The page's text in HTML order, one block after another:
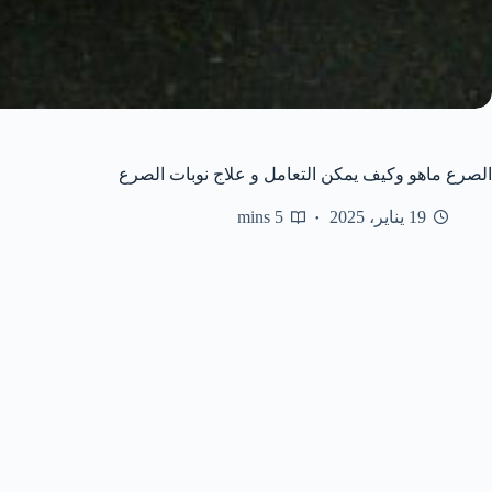
الصرع ماهو وكيف يمكن التعامل و علاج نوبات الصرع
19 يناير، 2025 5 mins